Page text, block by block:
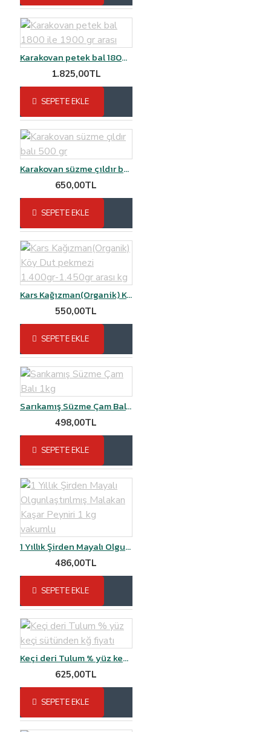
Karakovan petek bal 1800 ile 1900 gr arası
1.825,00TL
SEPETE EKLE
Karakovan süzme çıldır balı 500 gr
650,00TL
SEPETE EKLE
Kars Kağızman(Organik) Köy Dut pekmezi 1.400gr-1.450gr arası kg
550,00TL
SEPETE EKLE
Sarıkamış Süzme Çam Balı 1kg
498,00TL
SEPETE EKLE
1 Yıllık Şirden Mayalı Olgunlaştırılmış Malakan Kaşar Peyniri 1 kg vakumlu
486,00TL
SEPETE EKLE
Keçi deri Tulum % yüz keçi sütünden kğ fiyatı
625,00TL
SEPETE EKLE